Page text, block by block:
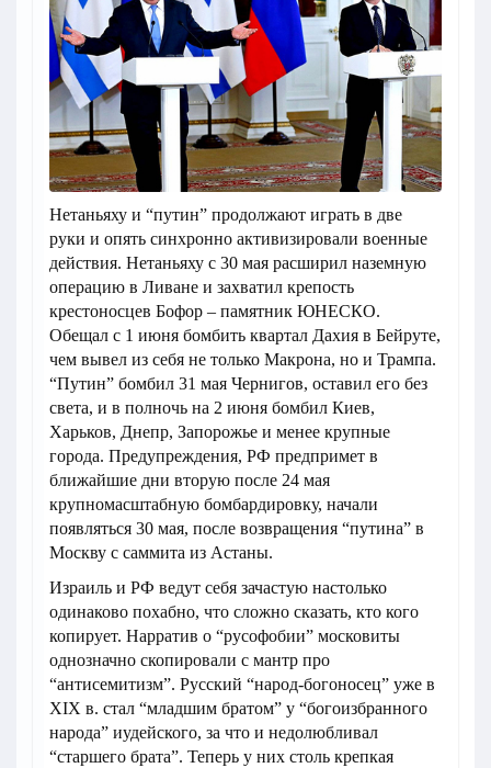
Нетаньяху и “путин” продолжают играть в две
руки и опять синхронно активизировали военные
действия. Нетаньяху с 30 мая расширил наземную
операцию в Ливане и захватил крепость
крестоносцев Бофор – памятник ЮНЕСКО.
Обещал с 1 июня бомбить квартал Дахия в Бейруте,
чем вывел из себя не только Макрона, но и Трампа.
“Путин” бомбил 31 мая Чернигов, оставил его без
света, и в полночь на 2 июня бомбил Киев,
Харьков, Днепр, Запорожье и менее крупные
города. Предупреждения, РФ предпримет в
ближайшие дни вторую после 24 мая
крупномасштабную бомбардировку, начали
появляться 30 мая, после возвращения “путина” в
Москву с саммита из Астаны.
Израиль и РФ ведут себя зачастую настолько
одинаково похабно, что сложно сказать, кто кого
копирует. Нарратив о “русофобии” московиты
однозначно скопировали с мантр про
“антисемитизм”. Русский “народ-богоносец” уже в
XIX в. стал “младшим братом” у “богоизбранного
народа” иудейского, за что и недолюбливал
“старшего брата”. Теперь у них столь крепкая